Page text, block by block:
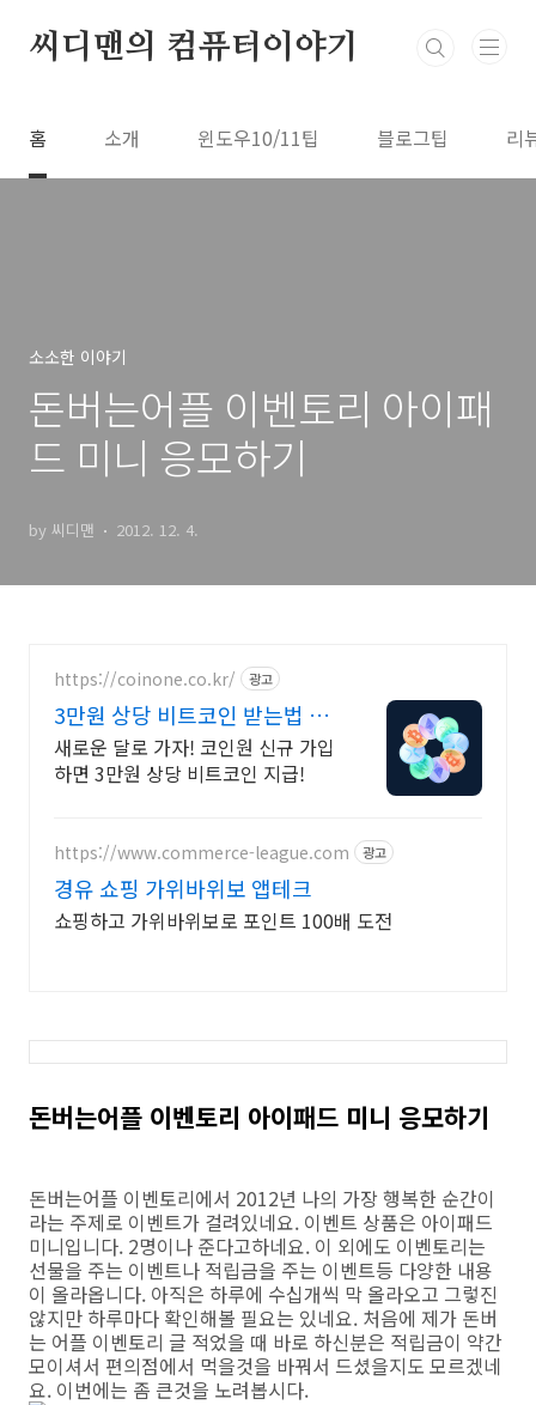
씨디맨의 컴퓨터이야기
홈 소개 윈도우10/11팁 블로그팁 리
소소한 이야기
돈버는어플 이벤토리 아이패
드 미니 응모하기
by 씨디맨 2012. 12. 4.
https://coinone.co.kr/ 광고
3만원 상당 비트코인 받는법 12
년 무사고 거래소
새로운 달로 가자! 코인원 신규 가입
하면 3만원 상당 비트코인 지급!
https://www.commerce-league.com 광고
경유 쇼핑 가위바위보 앱테크
쇼핑하고 가위바위보로 포인트 100배 도전
돈버는어플 이벤토리 아이패드 미니 응모하기
돈버는어플 이벤토리에서 2012년 나의 가장 행복한 순간이
라는 주제로 이벤트가 걸려있네요. 이벤트 상품은 아이패드
미니입니다. 2명이나 준다고하네요. 이 외에도 이벤토리는
선물을 주는 이벤트나 적립금을 주는 이벤트등 다양한 내용
이 올라옵니다. 아직은 하루에 수십개씩 막 올라오고 그렇진
않지만 하루마다 확인해볼 필요는 있네요. 처음에 제가 돈버
는 어플 이벤토리 글 적었을 때 바로 하신분은 적립금이 약간
모이셔서 편의점에서 먹을것을 바꿔서 드셨을지도 모르겠네
요. 이번에는 좀 큰것을 노려봅시다.